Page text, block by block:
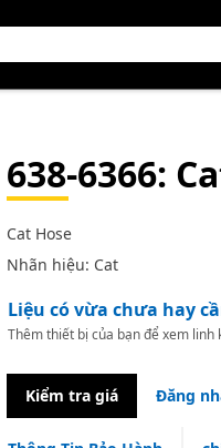
638-6366:
Cat Hose
Nhãn hiệu: Cat
Liệu có vừa chưa hay
Thêm thiết bị của bạn để xem linh
Kiểm tra giá Đăng